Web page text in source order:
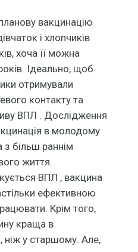
вакцинацію
і хлопчиків
хоча її можна
Ідеально, щоб
отримували
контакту та
ВПЛ . Дослідження
в молодому
з більш раннім
життя.
ВПЛ , вакцина
ефективною
Крім того,
краща в
ніж у старшому. Але,